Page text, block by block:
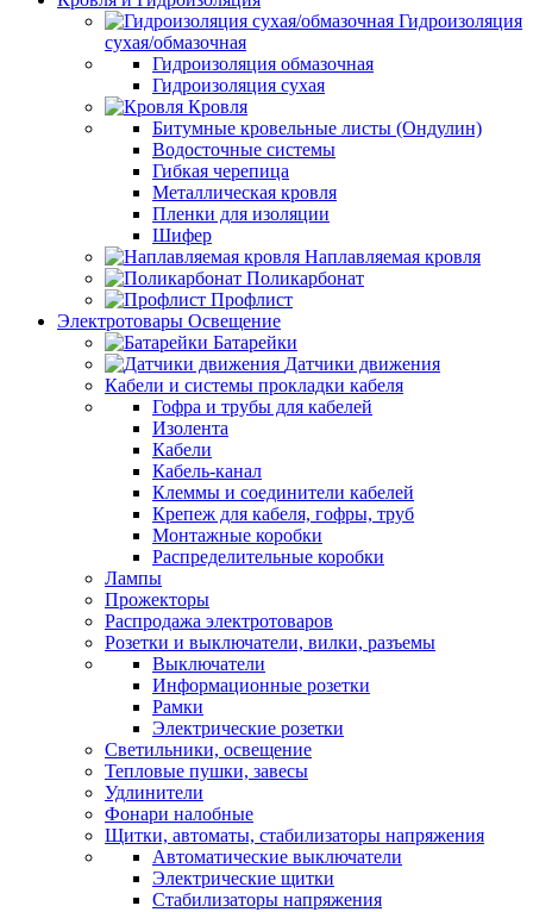
Гидроизоляция
сухая/обмазочная
Гидроизоляция обмазочная
Гидроизоляция сухая
Кровля
Битумные кровельные листы (Ондулин)
Водосточные системы
Гибкая черепица
Металлическая кровля
Пленки для изоляции
Шифер
Наплавляемая кровля
Поликарбонат
Профлист
Электротовары Освещение
Батарейки
Датчики движения
Кабели и системы прокладки кабеля
Гофра и трубы для кабелей
Изолента
Кабели
Кабель-канал
Клеммы и соединители кабелей
Крепеж для кабеля, гофры, труб
Монтажные коробки
Распределительные коробки
Лампы
Прожекторы
Распродажа электротоваров
Розетки и выключатели, вилки, разъемы
Выключатели
Информационные розетки
Рамки
Электрические розетки
Светильники, освещение
Тепловые пушки, завесы
Удлинители
Фонари налобные
Щитки, автоматы, стабилизаторы напряжения
Автоматические выключатели
Электрические щитки
Стабилизаторы напряжения